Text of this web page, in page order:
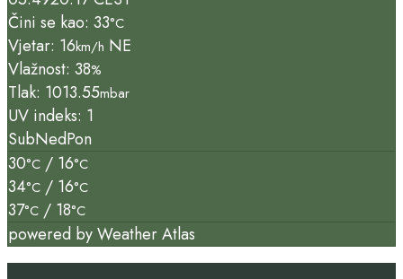
Čini se kao: 33°C
Vjetar: 16km/h NE
Vlažnost: 38%
Tlak: 1013.55mbar
UV indeks: 1
SubNedPon
30°C / 16°C
34°C / 16°C
37°C / 18°C
powered byWeather Atlas